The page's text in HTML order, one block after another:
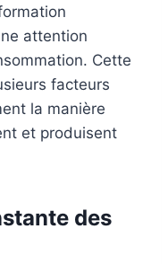
attention
Cette
facteurs
la manière
et produisent
des